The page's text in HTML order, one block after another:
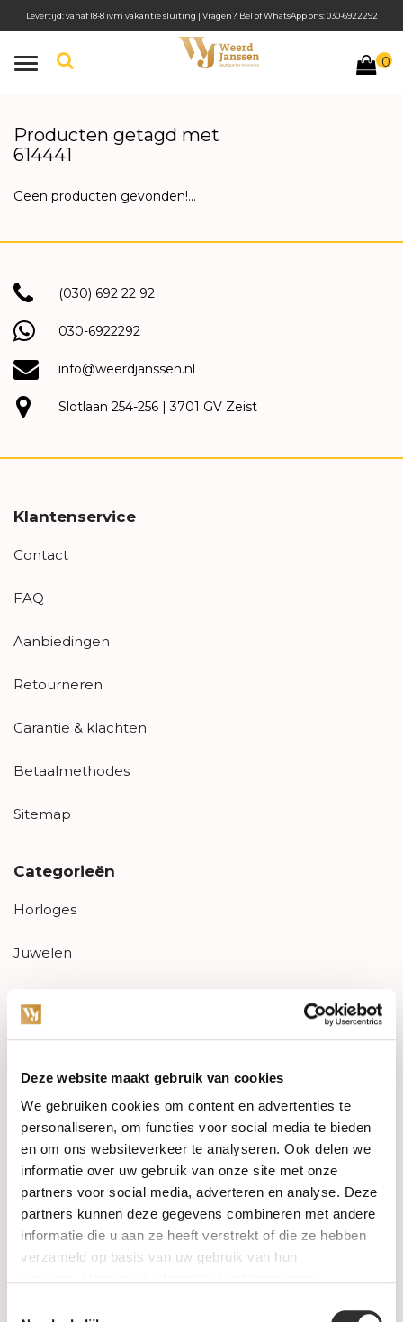
Deze website maakt gebruik van cookies
We gebruiken cookies om content en advertenties te
personaliseren, om functies voor social media te bieden
en om ons websiteverkeer te analyseren. Ook delen we
informatie over uw gebruik van onze site met onze
partners voor social media, adverteren en analyse. Deze
partners kunnen deze gegevens combineren met andere
informatie die u aan ze heeft verstrekt of die ze hebben
verzameld op basis van uw gebruik van hun
Toggle
0
Levertijd: vanaf 18-8 ivm vakantie sluiting | Vragen? Bel of WhatsApp ons: 030-6922292
Producten getagd met
614441
Geen producten gevonden!...
(030) 692 22 92
030-6922292
info@weerdjanssen.nl
Slotlaan 254-256 | 3701 GV Zeist
Klantenservice
Contact
FAQ
Aanbiedingen
Retourneren
Garantie & klachten
Betaalmethodes
Sitemap
Categorieën
Horloges
Juwelen
PRE-OWNED
Luxe Accessoires
Informatie
Heren Sieraden
SALE